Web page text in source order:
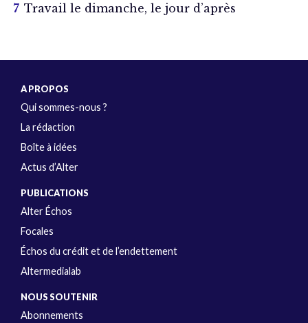
Travail le dimanche, le jour d’après
A PROPOS
Qui sommes-nous ?
La rédaction
Boîte à idées
Actus d’Alter
PUBLICATIONS
Alter Échos
Focales
Échos du crédit et de l’endettement
Altermedialab
NOUS SOUTENIR
Abonnements